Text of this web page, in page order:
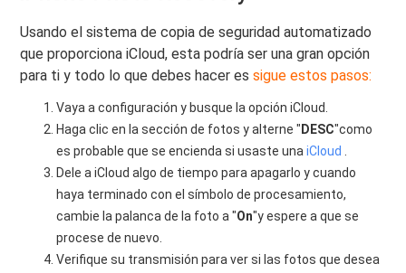
Usando el sistema de copia de seguridad automatizado
que proporciona iCloud, esta podría ser una gran opción
para ti y todo lo que debes hacer essigue estos pasos:
Vaya a configuración y busque la opción iCloud.
Haga clic en la sección de fotos y alterne " DESC"como
es probable que se encienda si usaste unaiCloud .
Dele a iCloud algo de tiempo para apagarlo y cuando
haya terminado con el símbolo de procesamiento,
cambie la palanca de la foto a "On"y espere a que se
procese de nuevo.
Verifique su transmisión para ver si las fotos que desea